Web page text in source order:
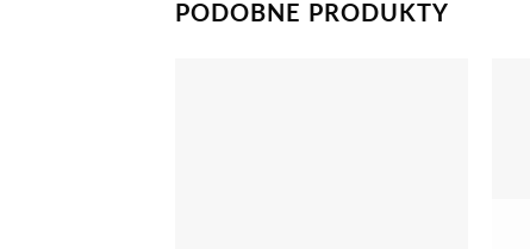
PODOBNE PRODUKTY